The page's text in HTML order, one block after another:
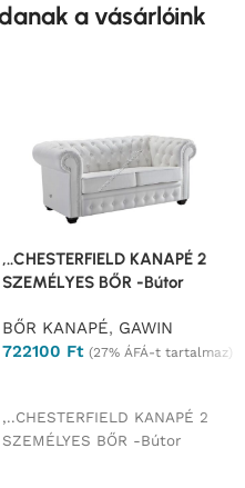
a vásárlóink
,..CHESTERFIELD KANAPÉ 2
SZEMÉLYES BŐR -Bútor
BŐR KANAPÉ, GAWIN
722100 Ft (27% ÁFÁ-t tartalmaz)
,..CHESTERFIELD KANAPÉ 2
SZEMÉLYES BŐR -Bútor